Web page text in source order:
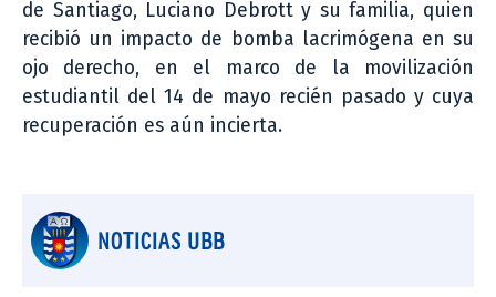
de Santiago, Luciano Debrott y su familia, quien
recibió un impacto de bomba lacrimógena en su
ojo derecho, en el marco de la movilización
estudiantil del 14 de mayo recién pasado y cuya
recuperación es aún incierta.
NOTICIAS UBB